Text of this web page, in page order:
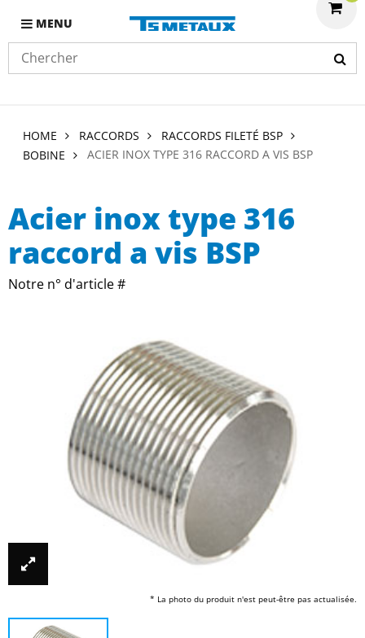
MENU
HOME RACCORDS
RACCORDS FILETÉ BSP
BOBINE
ACIER INOX TYPE 316 RACCORD A VIS BSP
Acier inox type 316
raccord a vis BSP
Notre n° d'article #
* La photo du produit n'est peut-être pas actualisée.